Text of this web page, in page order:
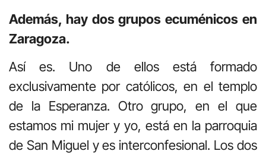
Además, hay dos grupos ecuménicos en
Zaragoza.
Así es. Uno de ellos está formado
exclusivamente por católicos, en el templo
de la Esperanza. Otro grupo, en el que
estamos mi mujer y yo, está en la parroquia
de San Miguel y es interconfesional. Los dos